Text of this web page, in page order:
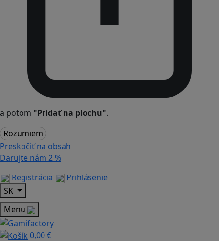
a potom "Pridať na plochu".
Rozumiem
Preskočiť na obsah
Darujte nám 2 %
Registrácia
Prihlásenie
SK
Menu
0,00 €